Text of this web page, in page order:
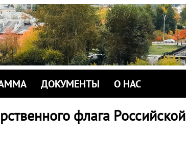
ДОКУМЕНТЫ О НАС
флага Российской